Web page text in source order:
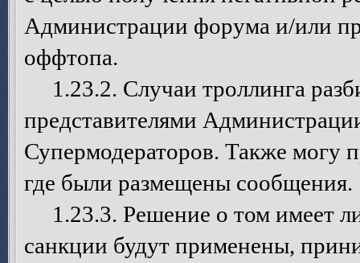
Администрации форума и/или
оффтопа.
1.23.2. Случаи троллинга
представителями
Супермодераторов. Также могу
где были размещены сообщения.
1.23.3. Решение о том имеет
санкции будут применены,